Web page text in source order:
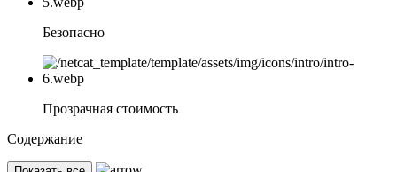
Безопасно
Прозрачная стоимость
Содержание